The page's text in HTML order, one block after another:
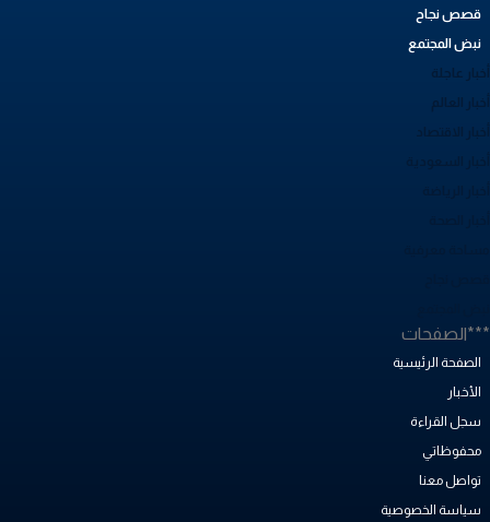
قصص نجاح
نبض المجتمع
عاجلة
العالم
الاقتصاد
الصفحة الرئيسية
الأخبار
سجل القراءة
محفوظاتي
تواصل معنا
سياسة الخصوصية